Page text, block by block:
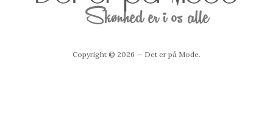
Copyright © 2026 — Det er på Mode.